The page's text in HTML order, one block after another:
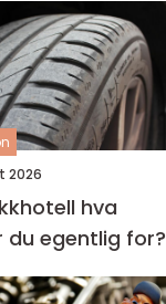
2026
hva
du egentlig for?